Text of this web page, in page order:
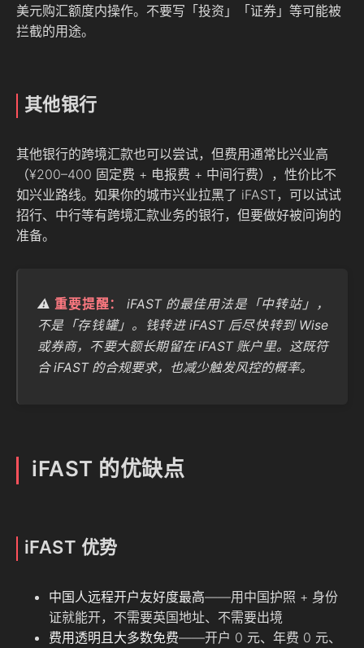
美元购汇额度内操作。不要写「投资」「证券」等可能被
拦截的用途。
其他银行
其他银行的跨境汇款也可以尝试，但费用通常比兴业高
（¥200–400 固定费 + 电报费 + 中间行费），性价比不
如兴业路线。如果你的城市兴业拉黑了 iFAST，可以试试
招行、中行等有跨境汇款业务的银行，但要做好被问询的
准备。
⚠️ 重要提醒：
iFAST 的最佳用法是「中转站」，
不是「存钱罐」。钱转进 iFAST 后尽快转到 Wise
或券商，不要大额长期留在 iFAST 账户里。这既符
合 iFAST 的合规要求，也减少触发风控的概率。
iFAST 的优缺点
iFAST 优势
中国人远程开户友好度最高——用中国护照 + 身份
证就能开，不需要英国地址、不需要出境
费用透明且大多数免费——开户 0 元、年费 0 元、